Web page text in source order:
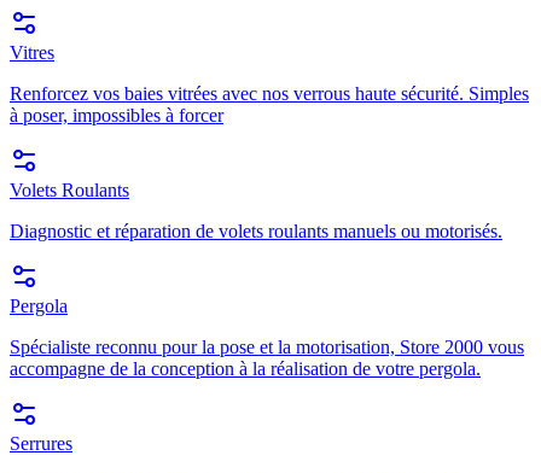
Vitres
Renforcez vos baies vitrées avec nos verrous haute sécurité. Simples
à poser, impossibles à forcer
Volets Roulants
Diagnostic et réparation de volets roulants manuels ou motorisés.
Pergola
Spécialiste reconnu pour la pose et la motorisation, Store 2000 vous
accompagne de la conception à la réalisation de votre pergola.
Serrures